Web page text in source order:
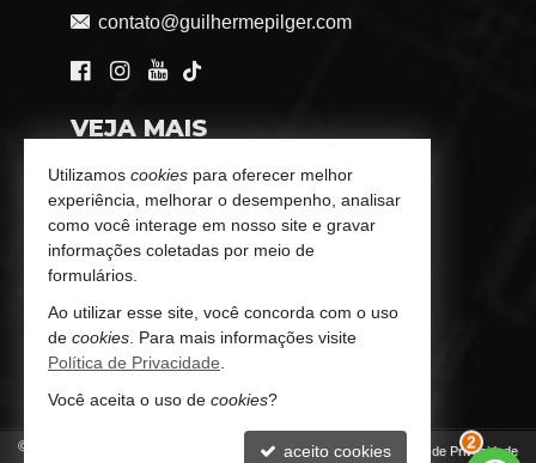
contato@guilhermepilger.com
VEJA MAIS
Consultoria Imobiliária Personalizada
trabalhe conosco
Indicadores Financeiros
Imóveis Favoritos
Mapa de Imóveis
© Política de Privacidade
2
Utilizamos cookies para oferecer melhor
experiência, melhorar o desempenho, analisar
como você interage em nosso site e gravar
informações coletadas por meio de
formulários.
Ao utilizar esse site, você concorda com o uso
de cookies . Para mais informações visite
Política de Privacidade
Você aceita o uso de cookies?
aceito cookies